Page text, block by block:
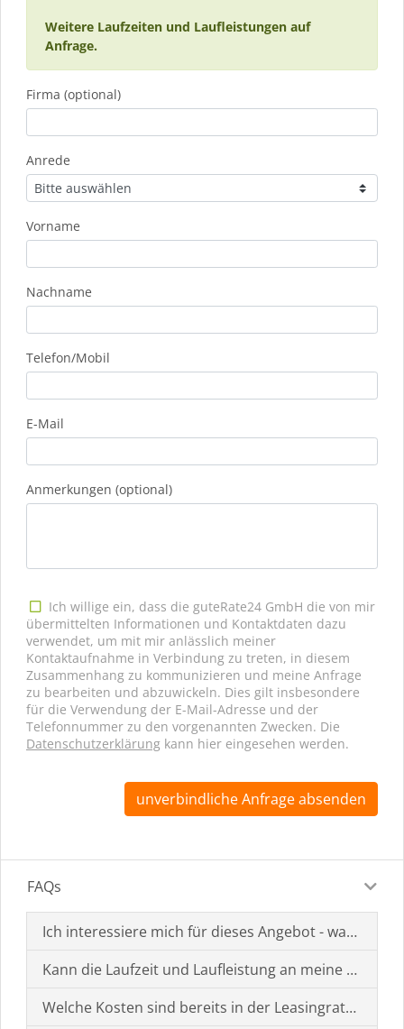
Weitere Laufzeiten und Laufleistungen auf
Anfrage.
Firma (optional)
Anrede
Vorname
Nachname
Telefon/Mobil
E-Mail
Anmerkungen (optional)
Ich willige ein, dass die guteRate24 GmbH die von mir
übermittelten Informationen und Kontaktdaten dazu
verwendet, um mit mir anlässlich meiner
Kontaktaufnahme in Verbindung zu treten, in diesem
Zusammenhang zu kommunizieren und meine Anfrage
zu bearbeiten und abzuwickeln. Dies gilt insbesondere
für die Verwendung der E-Mail-Adresse und der
Telefonnummer zu den vorgenannten Zwecken. Die
Datenschutzerklärung kann hier eingesehen werden.
unverbindliche Anfrage absenden
FAQs
Ich interessiere mich für dieses Angebot - was muss
Kann die Laufzeit und Laufleistung an meine
Welche Kosten sind bereits in der Leasingrate